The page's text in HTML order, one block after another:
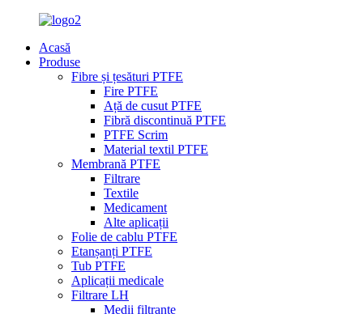
Acasă
Produse
Fibre și țesături PTFE
Fire PTFE
Ață de cusut PTFE
Fibră discontinuă PTFE
PTFE Scrim
Material textil PTFE
Membrană PTFE
Filtrare
Textile
Medicament
Alte aplicații
Folie de cablu PTFE
Etanșanți PTFE
Tub PTFE
Aplicații medicale
Filtrare LH
Medii filtrante